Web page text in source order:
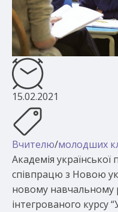
15.02.2021
Вчителю/молодших
Академія
співпрацю з Новою
новому навчальному
інтегрованого курсу